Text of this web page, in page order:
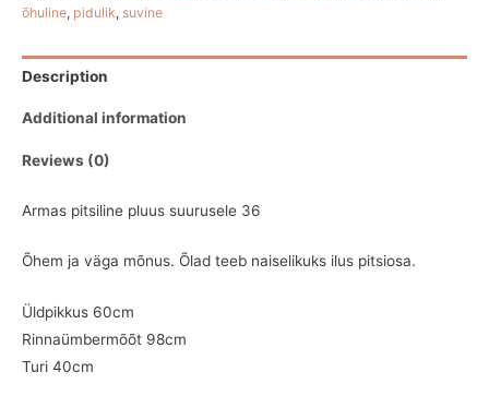
õhuline, pidulik, suvine
Description
Additional information
Reviews (0)
Armas pitsiline pluus suurusele 36
Õhem ja väga mõnus. Õlad teeb naiselikuks ilus pitsiosa.
Üldpikkus 60cm
Rinnaümbermõõt 98cm
Turi 40cm